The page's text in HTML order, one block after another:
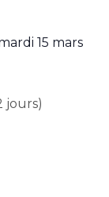
15 mars
jours)